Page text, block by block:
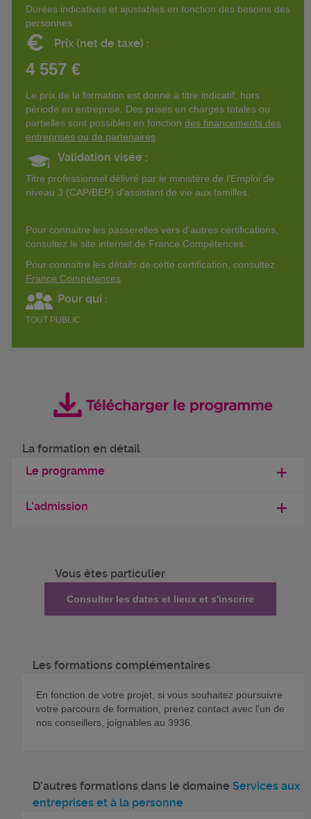
Durées indicatives et ajustables en fonction des besoins des
personnes
€ Prix (net de taxe) :
4 557 €
Le prix de la formation est donné à titre indicatif, hors
période en entreprise. Des prises en charges totales ou
partielles sont possibles en fonction des financements des
entreprises ou de partenaires
Validation visée :
Titre professionnel délivré par le ministère de l'Emploi de
niveau 3 (CAP/BEP) d'assistant de vie aux familles.
Pour connaitre les passerelles vers d'autres certifications,
consultez le site internet de France Compétences.
Pour connaitre les détails de cette certification, consultez
France Compétences
Pour qui :
TOUT PUBLIC
La formation en détail
Le programme
L'admission
Vous êtes particulier
Consulter les dates et lieux et s'inscrire
Les formations complémentaires
En fonction de votre projet, si vous souhaitez poursuivre
votre parcours de formation, prenez contact avec l’un de
nos conseillers, joignables au 3936.
D'autres formations dans le domaine Services aux
entreprises et à la personne